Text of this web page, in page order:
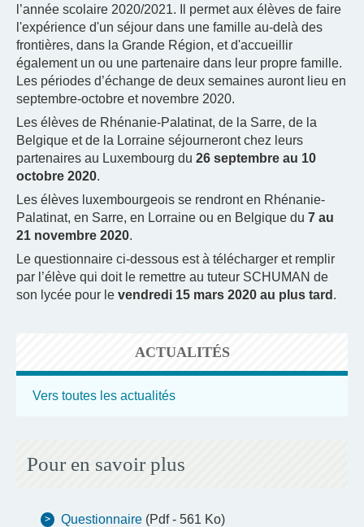
l’année scolaire 2020/2021. Il permet aux élèves de faire
l'expérience d'un séjour dans une famille au-delà des
frontières, dans la Grande Région, et d'accueillir
également un ou une partenaire dans leur propre famille.
Les périodes d’échange de deux semaines auront lieu en
septembre-octobre et novembre 2020.
Les élèves de Rhénanie-Palatinat, de la Sarre, de la
Belgique et de la Lorraine séjourneront chez leurs
partenaires au Luxembourg du 26 septembre au 10
octobre 2020.
Les élèves luxembourgeois se rendront en Rhénanie-
Palatinat, en Sarre, en Lorraine ou en Belgique du 7 au
21 novembre 2020.
Le questionnaire ci-dessous est à télécharger et remplir
par l’élève qui doit le remettre au tuteur SCHUMAN de
son lycée pour le vendredi 15 mars 2020 au plus tard .
ACTUALITÉS
Vers toutes les actualités
Pour en savoir plus
Questionnaire (Pdf - 561 Ko)